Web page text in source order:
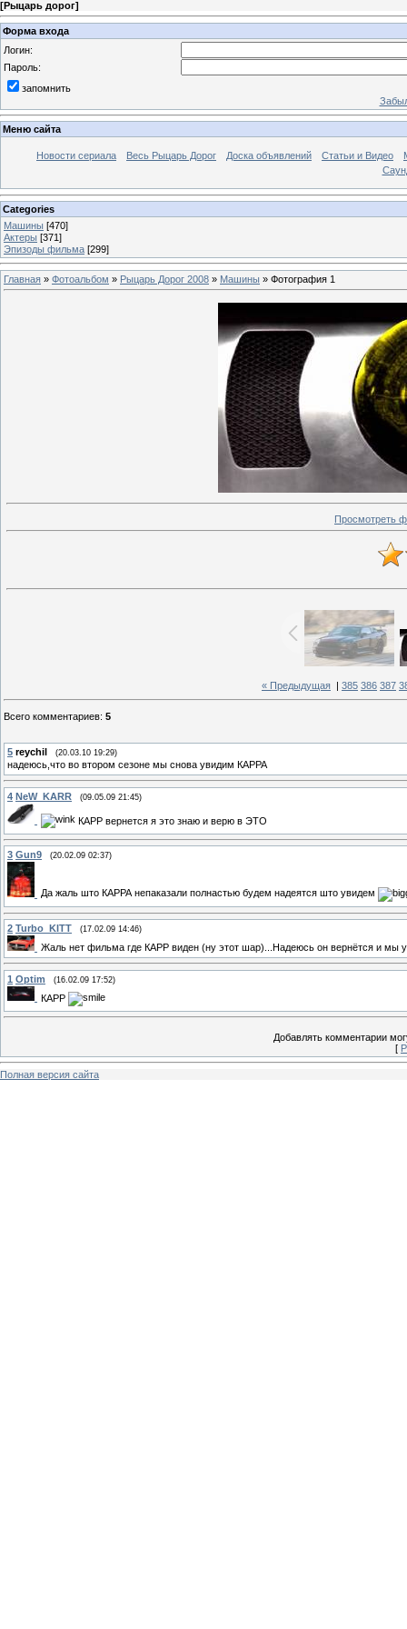
[Рыцарь дорог]
Форма входа
Логин:
Пароль:
запомнить
Меню сайта
Новости сериала Весь Рыцарь Дорог Доска объявлений Статьи и Видео
Categories
Машины [470]
Актеры [371]
Эпизоды фильма [299]
Главная » Фотоальбом » Рыцарь Дорог 2008 » Машины » Фотография 1
Просмотреть
« Предыдущая 385 386 387
Всего комментариев: 5
5 reychil (20.03.10 19:29)
надеюсь,что во втором сезоне мы снова увидим КАРРА
4 NeW_KARR (09.05.09 21:45)
КАРР вернется я это знаю и верю в ЭТО
3 Gun9 (20.02.09 02:37)
Да жаль што КАРРА непаказали полнастью будем надеятся што увидем
2 Turbo_KITT (17.02.09 14:46)
Жаль нет фильма где КАРР виден (ну этот шар)...Надеюсь он вернётся и мы
1 Optim (16.02.09 17:52)
КАРР
Добавлять комментарии
[
Полная версия сайта